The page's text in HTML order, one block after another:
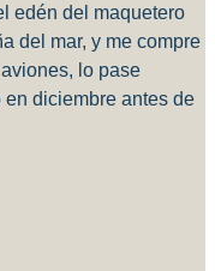
edén del maquetero
del mar, y me compre
lo pase
diciembre antes de